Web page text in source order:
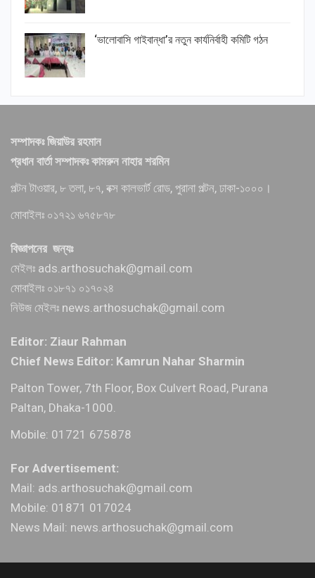
‘ভালোবাসি গাইবান্ধা’র নতুন কার্যনির্বাহী কমিটি গঠন
সম্পাদকঃ জিয়াউর রহমান
প্রধান বার্তা সম্পাদকঃ কামরুন নাহার শরমিন
পল্টন টাওয়ার, ৮ তলা, ৮৭, বক্স কালভার্ট রোড, পুরানা পল্টন, ঢাকা-১০০০।
মোবাইলঃ ০১৭২১ ৬৭৫৮৭৮
বিজ্ঞাপনের জন্যঃ
মেইলঃ ads.arthosuchak@gmail.com
মোবাইলঃ ০১৮৭১ ০১৭০২৪
নিউজ মেইলঃ news.arthosuchak@gmail.com
Editor: Ziaur Rahman
Chief News Editor: Kamrun Nahar Sharmin
Palton Tower, 7th Floor, Box Culvert Road, Purana
Paltan, Dhaka-1000.
Mobile: 01721 675878
For Advertisement:
Mail: ads.arthosuchak@gmail.com
Mobile: 01871 017024
News Mail: news.arthosuchak@gmail.com